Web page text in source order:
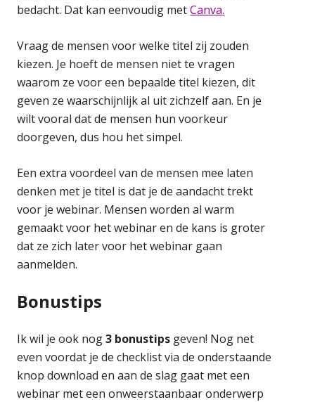
bedacht. Dat kan eenvoudig metCanva.
Vraag de mensen voor welke titel zij zouden
kiezen. Je hoeft de mensen niet te vragen
waarom ze voor een bepaalde titel kiezen, dit
geven ze waarschijnlijk al uit zichzelf aan. En je
wilt vooral dat de mensen hun voorkeur
doorgeven, dus hou het simpel.
Een extra voordeel van de mensen mee laten
denken met je titel is dat je de aandacht trekt
voor je webinar. Mensen worden al warm
gemaakt voor het webinar en de kans is groter
dat ze zich later voor het webinar gaan
aanmelden.
Bonustips
Ik wil je ook nog3 bonustips geven! Nog net
even voordat je de checklist via de onderstaande
knop download en aan de slag gaat met een
webinar met een onweerstaanbaar onderwerp